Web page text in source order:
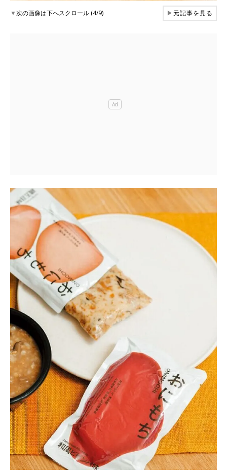
▼次の画像は下へスクロール (4/9) ▶元記事を見る